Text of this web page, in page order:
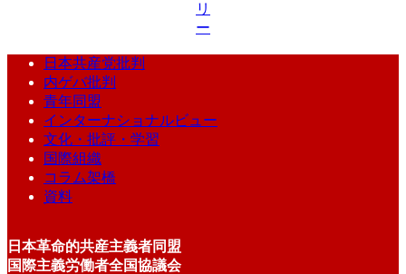
リ
ー
日本共産党批判
内ゲバ批判
青年同盟
インターナショナルビュー
文化・批評・学習
国際組織
コラム架橋
資料
日本革命的共産主義者同盟
国際主義労働者全国協議会